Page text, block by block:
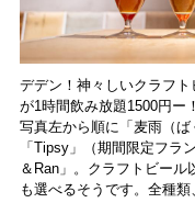
デデン！神々しいクラフ
が1時間飲み放題1500円
写真左から順に「麦雨（ば
「Tipsy」（期間限定フラ
＆Ran」。クラフトビー
も選べるそうです。全種